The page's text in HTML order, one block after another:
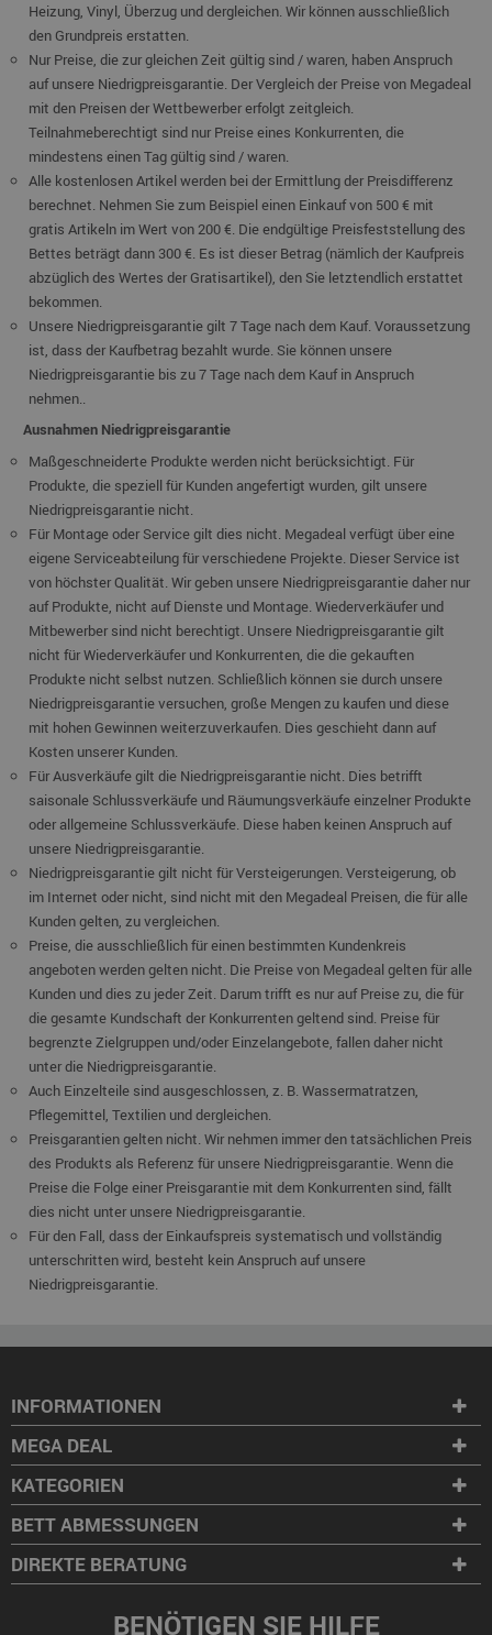
Heizung, Vinyl, Überzug und dergleichen. Wir können ausschließlich
den Grundpreis erstatten.
Nur Preise, die zur gleichen Zeit gültig sind / waren, haben Anspruch
auf unsere Niedrigpreisgarantie. Der Vergleich der Preise von Megadeal
mit den Preisen der Wettbewerber erfolgt zeitgleich.
Teilnahmeberechtigt sind nur Preise eines Konkurrenten, die
mindestens einen Tag gültig sind / waren.
Alle kostenlosen Artikel werden bei der Ermittlung der Preisdifferenz
berechnet. Nehmen Sie zum Beispiel einen Einkauf von 500 € mit
gratis Artikeln im Wert von 200 €. Die endgültige Preisfeststellung des
Bettes beträgt dann 300 €. Es ist dieser Betrag (nämlich der Kaufpreis
abzüglich des Wertes der Gratisartikel), den Sie letztendlich erstattet
bekommen.
Unsere Niedrigpreisgarantie gilt 7 Tage nach dem Kauf. Voraussetzung
ist, dass der Kaufbetrag bezahlt wurde. Sie können unsere
Niedrigpreisgarantie bis zu 7 Tage nach dem Kauf in Anspruch
nehmen..
Ausnahmen Niedrigpreisgarantie
Maßgeschneiderte Produkte werden nicht berücksichtigt. Für
Produkte, die speziell für Kunden angefertigt wurden, gilt unsere
Niedrigpreisgarantie nicht.
Für Montage oder Service gilt dies nicht. Megadeal verfügt über eine
eigene Serviceabteilung für verschiedene Projekte. Dieser Service ist
von höchster Qualität. Wir geben unsere Niedrigpreisgarantie daher nur
auf Produkte, nicht auf Dienste und Montage. Wiederverkäufer und
Mitbewerber sind nicht berechtigt. Unsere Niedrigpreisgarantie gilt
nicht für Wiederverkäufer und Konkurrenten, die die gekauften
Produkte nicht selbst nutzen. Schließlich können sie durch unsere
Niedrigpreisgarantie versuchen, große Mengen zu kaufen und diese
mit hohen Gewinnen weiterzuverkaufen. Dies geschieht dann auf
Kosten unserer Kunden.
Für Ausverkäufe gilt die Niedrigpreisgarantie nicht. Dies betrifft
saisonale Schlussverkäufe und Räumungsverkäufe einzelner Produkte
oder allgemeine Schlussverkäufe. Diese haben keinen Anspruch auf
unsere Niedrigpreisgarantie.
Niedrigpreisgarantie gilt nicht für Versteigerungen. Versteigerung, ob
im Internet oder nicht, sind nicht mit den Megadeal Preisen, die für alle
Kunden gelten, zu vergleichen.
Preise, die ausschließlich für einen bestimmten Kundenkreis
angeboten werden gelten nicht. Die Preise von Megadeal gelten für alle
Kunden und dies zu jeder Zeit. Darum trifft es nur auf Preise zu, die für
die gesamte Kundschaft der Konkurrenten geltend sind. Preise für
begrenzte Zielgruppen und/oder Einzelangebote, fallen daher nicht
unter die Niedrigpreisgarantie.
Auch Einzelteile sind ausgeschlossen, z. B. Wassermatratzen,
Pflegemittel, Textilien und dergleichen.
Preisgarantien gelten nicht. Wir nehmen immer den tatsächlichen Preis
des Produkts als Referenz für unsere Niedrigpreisgarantie. Wenn die
Preise die Folge einer Preisgarantie mit dem Konkurrenten sind, fällt
dies nicht unter unsere Niedrigpreisgarantie.
Für den Fall, dass der Einkaufspreis systematisch und vollständig
unterschritten wird, besteht kein Anspruch auf unsere
Niedrigpreisgarantie.
INFORMATIONEN
MEGA DEAL
KATEGORIEN
BETT ABMESSUNGEN
DIREKTE BERATUNG
BENÖTIGEN SIE HILFE